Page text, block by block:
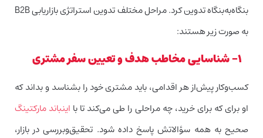
بنگاه‌به‌بنگاه تدوین کرد. مراحل مختلف تدوین استراتژی بازاریابی B2B
به صورت زیر هستند:
۱- شناسایی مخاطب هدف و تعیین سفر مشتری
کسب‌وکار پیش‌از هر اقدامی، باید مشتری خود را بشناسد و بداند که
او برای که برای خرید، چه مراحلی را طی می‌کند تا با اینباند مارکتینگ
صحیح به همه سؤالاتش پاسخ داده شود. تحقیق‌وبررسی در بازار،